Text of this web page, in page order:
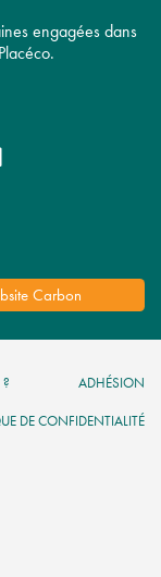
engagées dans
Carbon
ADHÉSION
DE CONFIDENTIALITÉ